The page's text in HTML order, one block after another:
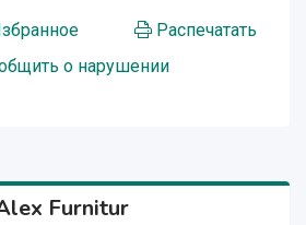
Распечатать
о нарушении
Furnitur